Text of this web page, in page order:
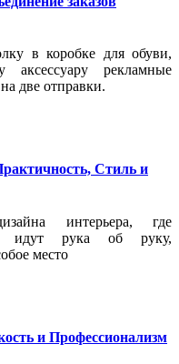
в коробке для обуви,
рекламные
две отправки.
Стиль и
интерьера, где
идут рука об руку,
место
и Профессионализм